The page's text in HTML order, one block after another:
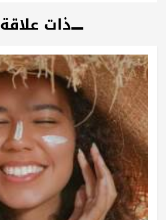
ذات علاقة